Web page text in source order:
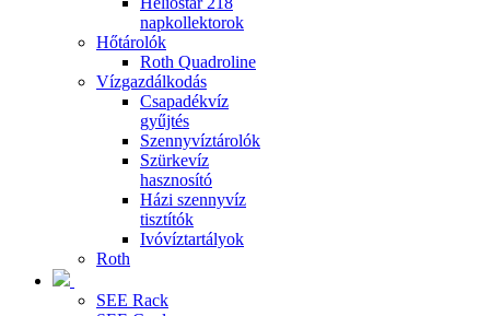
napkollektorok
Hőtárolók
Roth Quadroline
Vízgazdálkodás
Csapadékvíz
gyűjtés
Szennyvíztárolók
Szürkevíz
hasznosító
Házi szennyvíz
tisztítók
Ivóvíztartályok
Roth
SEE Rack